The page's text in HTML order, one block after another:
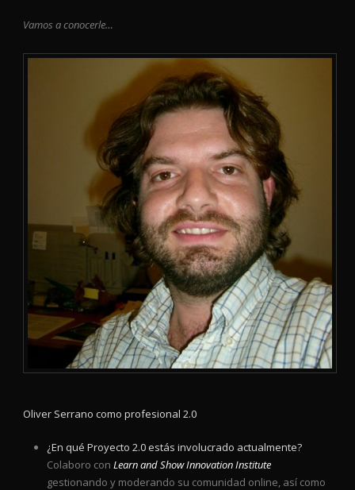
Vamos a conocerle…
Oliver Serrano como profesional 2.0
¿En qué Proyecto 2.0 estás involucrado actualmente?
Colaboro con Learn and Show Innovation Institute
gestionando y moderando su comunidad online, así como